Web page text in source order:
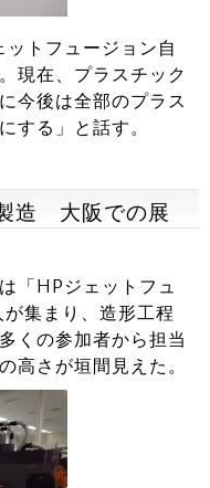
トフュージョン自
現在、プラスチック
今後は全部のプラス
する」と話す。
造 大阪での展
「HPジェットフュ
集まり、造形工程
くの参加者から担当
高さが垣間見えた。